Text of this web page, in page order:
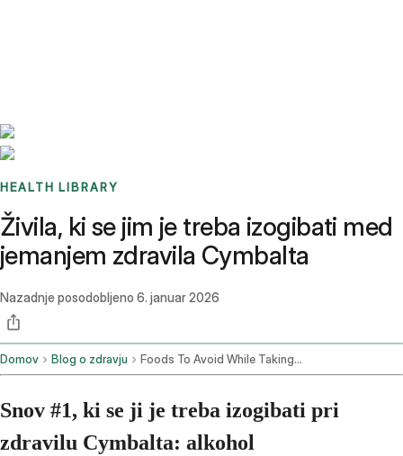
HEALTH LIBRARY
Živila, ki se jim je treba izogibati med
jemanjem zdravila Cymbalta
Nazadnje posodobljeno 6. januar 2026
Domov Blog o zdravju Foods To Avoid While Taking Cymbalta
Snov #1, ki se ji je treba izogibati pri
zdravilu Cymbalta: alkohol